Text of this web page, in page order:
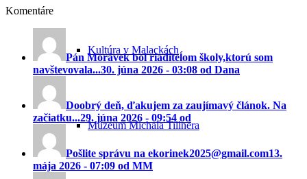
Kultúra v Malackách
Múzeum Michala Tillnera
Komentáre
Pán Morávek bol riaditeĺom školy,ktorú som
navštevovala...30. júna 2026 - 03:08 od Dana
Doobrý deň, ďakujem za zaujímavý článok. Na
začiatku...29. júna 2026 - 09:54 od
Pošlite správu na ekorinek2025@gmail.com13.
mája 2026 - 07:09 od MM